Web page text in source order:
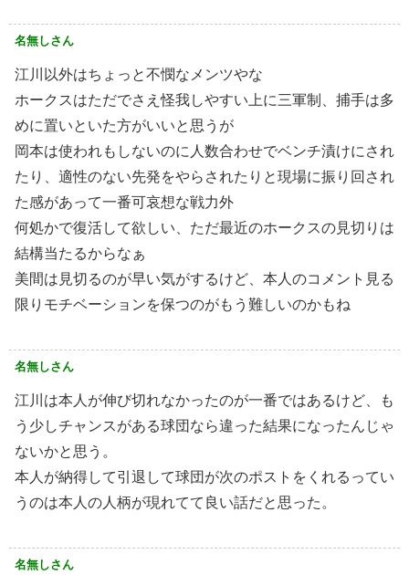
名無しさん
江川以外はちょっと不憫なメンツやな
ホークスはただでさえ怪我しやすい上に三軍制、捕手は多
めに置いといた方がいいと思うが
岡本は使われもしないのに人数合わせでベンチ漬けにされ
たり、適性のない先発をやらされたりと現場に振り回され
た感があって一番可哀想な戦力外
何処かで復活して欲しい、ただ最近のホークスの見切りは
結構当たるからなぁ
美間は見切るのが早い気がするけど、本人のコメント見る
限りモチベーションを保つのがもう難しいのかもね
名無しさん
江川は本人が伸び切れなかったのが一番ではあるけど、も
う少しチャンスがある球団なら違った結果になったんじゃ
ないかと思う。
本人が納得して引退して球団が次のポストをくれるってい
うのは本人の人柄が現れてて良い話だと思った。
名無しさん